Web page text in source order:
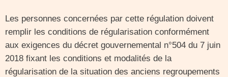
Les personnes concernées par cette régulation doivent
remplir les conditions de régularisation conformément
aux exigences du décret gouvernemental n°504 du 7 juin
2018 fixant les conditions et modalités de la
régularisation de la situation des anciens regroupements